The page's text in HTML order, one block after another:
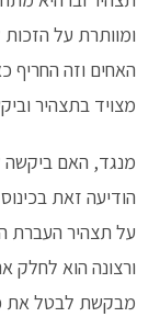
ומוותרת על
האחים וזה
מצויד בתצהיר
מנגד, האם ביקשה
הודיעה זאת
על תצהיר העברת
ורצונה הוא לחלק
מבקשת לבטל את